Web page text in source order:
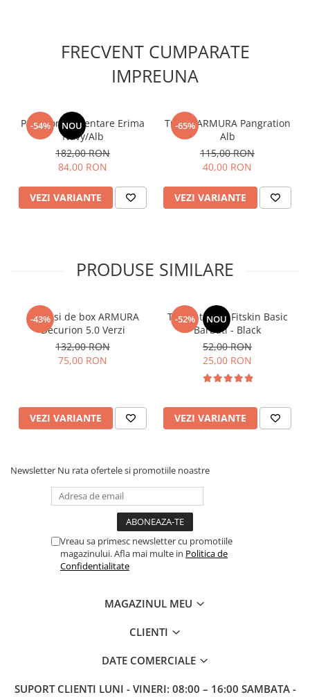
Disponibilitate & Livrare:
✅ Livrare rapidă în toată țara
✅ Disponibile în mai multe mărimi
Alege Șosetele Scurte Fitskin pentru confort și
FRECVENT CUMPARATE
IMPREUNA
-54% NOU
Pantalon Prezentare Erima
Navy/Alb
182,00 RON
84,00 RON
VEZI VARIANTE
-65%
Tricou ARMURA Pangration
Alb
115,00 RON
40,00 RON
VEZI VARIANTE
PRODUSE SIMILARE
-43%
Manusi de box ARMURA
Decurion 5.0 Verzi
132,00 RON
75,00 RON
VEZI VARIANTE
-52% NOU
Tricou tehnic Fitskin Basic
Barbati - Black
52,00 RON
25,00 RON
VEZI VARIANTE
Newsletter Nu rata ofertele si promotiile noastre
Vreau sa primesc newsletter cu promotiile
magazinului. Afla mai multe in Politica de
Confidentialitate
MAGAZINUL MEU
CLIENTI
DATE COMERCIALE
SUPORT CLIENTI LUNI - VINERI: 08:00 – 16:00 SAMBATA -